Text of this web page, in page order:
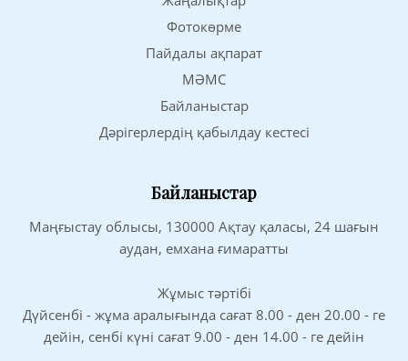
Фотокөрме
Пайдалы ақпарат
МӘМС
Байланыстар
Дәрігерлердің қабылдау кестесі
Байланыстар
Маңғыстау облысы, 130000 Ақтау қаласы, 24 шағын
аудан, емхана ғимаратты
Жұмыс тәртібі
Дүйсенбі - жұма аралығында сағат 8.00 - ден 20.00 - ге
дейін, сенбі күні сағат 9.00 - ден 14.00 - ге дейін